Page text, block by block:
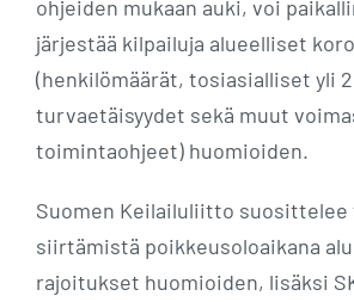
ohjeiden mukaan auki, voi
järjestää kilpailuja alueelliset
(henkilömäärät, tosiasialliset yli
turvaetäisyydet sekä muut
toimintaohjeet) huomioiden.
Suomen Keilailuliitto suosittelee
siirtämistä poikkeusoloaikana
rajoitukset huomioiden, lisäksi